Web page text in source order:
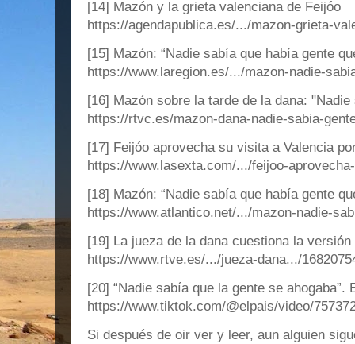
[14] Mazón y la grieta valenciana de Feijóo
https://agendapublica.es/.../mazon-grieta-
[15] Mazón: “Nadie sabía que había gente
https://www.laregion.es/.../mazon-nadie-
[16] Mazón sobre la tarde de la dana:
https://rtvc.es/mazon-dana-nadie-sabia-
[17] Feijóo aprovecha su visita a Valencia
https://www.lasexta.com/.../feijoo-
[18] Mazón: “Nadie sabía que había gente
https://www.atlantico.net/.../mazon-nadie-
[19] La jueza de la dana cuestiona la
https://www.rtve.es/.../jueza-dana.../
[20] “Nadie sabía que la gente se ahogaba”.
https://www.tiktok.com/@elpais/video/
Si después de oir ver y leer, aun alguien